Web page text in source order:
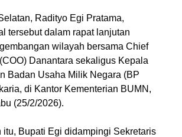
Radityo Egi Pratama,
tersebut dalam rapat lanjutan
wilayah bersama Chief
Danantara sekaligus Kepala
Badan Usaha Milik Negara (BP
di Kantor Kementerian BUMN,
(25/2/2026).
itu, Bupati Egi didampingi Sekretaris